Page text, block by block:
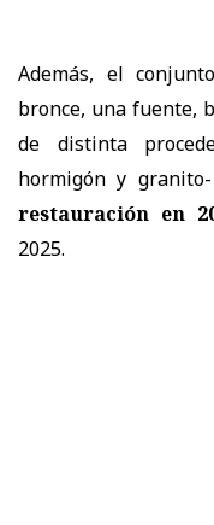
Además, el
bronce, una fuente,
de distinta
hormigón y
restauración en
2025.